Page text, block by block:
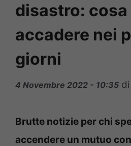
disastro: cosa
accadere nei
giorni
4 Novembre 2022 - 10:35 di
Brutte notizie per chi
accendere un mutuo